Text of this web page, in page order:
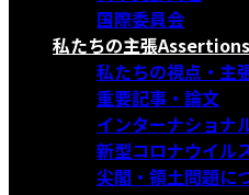
国際委員会
私たちの主張Assertions
私たちの視点・主
重要記事・論文
インターナショナ
新型コロナウイル
尖閣・領土問題に